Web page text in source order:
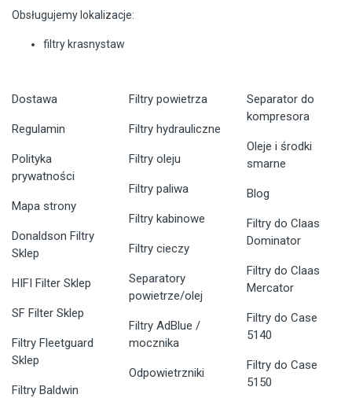
Obsługujemy lokalizacje:
filtry krasnystaw
Dostawa
Regulamin
Polityka
prywatności
Mapa strony
Donaldson Filtry
Sklep
HIFI Filter Sklep
SF Filter Sklep
Filtry Fleetguard
Sklep
Filtry Baldwin
Filtry powietrza
Filtry hydrauliczne
Filtry oleju
Filtry paliwa
Filtry kabinowe
Filtry cieczy
Separatory
powietrze/olej
Filtry AdBlue /
mocznika
Odpowietrzniki
Separator do
kompresora
Oleje i środki
smarne
Blog
Filtry do Claas
Dominator
Filtry do Claas
Mercator
Filtry do Case
5140
Filtry do Case
5150